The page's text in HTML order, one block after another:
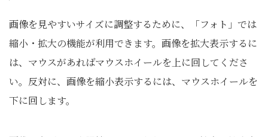
画像を見やすいサイズに調整するために、「フォト」では
縮小・拡大の機能が利用できます。画像を拡大表示するに
は、マウスがあればマウスホイールを上に回してくださ
い。反対に、画像を縮小表示するには、マウスホイールを
下に回します。